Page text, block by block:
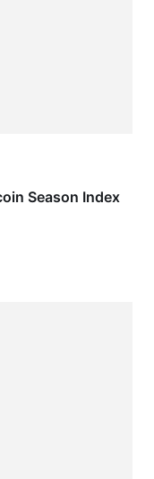
Season Index